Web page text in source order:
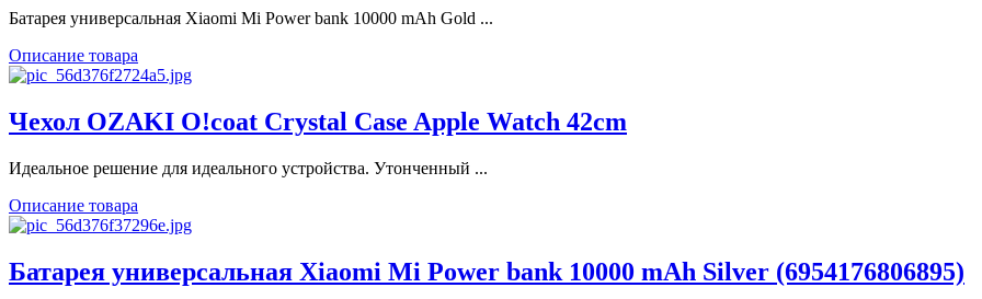
Батарея универсальная Xiaomi Mi Power bank 10000 mAh Gold ...
Описание товара
Чехол OZAKI O!coat Crystal Case Apple Watch 42cm
Идеальное решение для идеального устройства. Утонченный ...
Описание товара
Батарея универсальная Xiaomi Mi Power bank 10000 mAh Silver (6954176806895)